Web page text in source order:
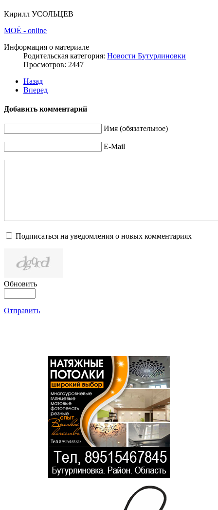
Кирилл УСОЛЬЦЕВ
МОЁ - online
Информация о материале
Родительская категория: Новости Бутурлиновки
Просмотров: 2447
Назад
Вперед
Добавить комментарий
Имя (обязательное)
E-Mail
Подписаться на уведомления о новых комментариях
Обновить
Отправить